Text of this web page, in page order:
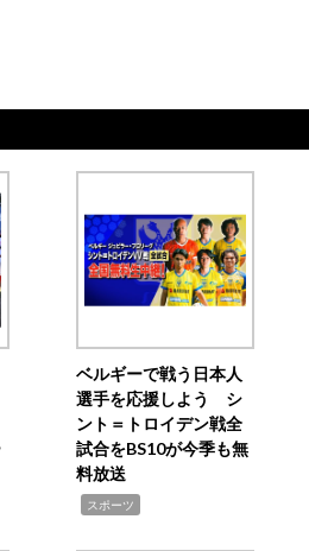
ベルギーで戦う日本人
選手を応援しよう シ
ント＝トロイデン戦全
試合をBS10が今季も無
料放送
スポーツ